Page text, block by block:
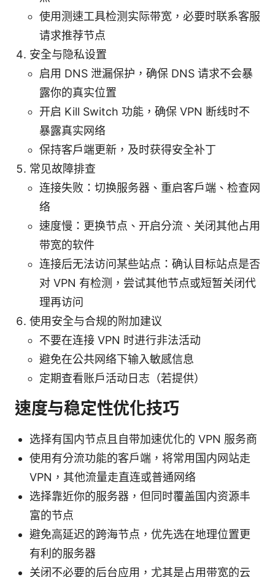
使用测速工具检测实际带宽，必要时联系客服
请求推荐节点
安全与隐私设置
启用 DNS 泄漏保护，确保 DNS 请求不会暴
露你的真实位置
开启 Kill Switch 功能，确保 VPN 断线时不
暴露真实网络
保持客户端更新，及时获得安全补丁
常见故障排查
连接失败：切换服务器、重启客户端、检查网
络
速度慢：更换节点、开启分流、关闭其他占用
带宽的软件
连接后无法访问某些站点：确认目标站点是否
对 VPN 有检测，尝试其他节点或短暂关闭代
理再访问
使用安全与合规的附加建议
不要在连接 VPN 时进行非法活动
避免在公共网络下输入敏感信息
定期查看账户活动日志（若提供）
速度与稳定性优化技巧
选择有国内节点且自带加速优化的 VPN 服务商
使用有分流功能的客户端，将常用国内网站走
VPN，其他流量走直连或普通网络
选择靠近你的服务器，但同时覆盖国内资源丰
富的节点
避免高延迟的跨海节点，优先选在地理位置更
有利的服务器
关闭不必要的后台应用，尤其是占用带宽的云